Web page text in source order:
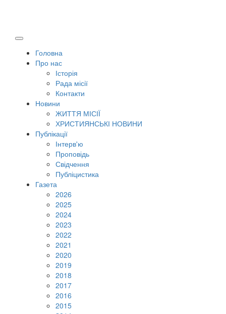
Головна
Про нас
Історія
Рада місії
Контакти
Новини
ЖИТТЯ МІСІЇ
ХРИСТИЯНСЬКІ НОВИНИ
Публікації
Інтерв'ю
Проповідь
Свідчення
Публіцистика
Газета
2026
2025
2024
2023
2022
2021
2020
2019
2018
2017
2016
2015